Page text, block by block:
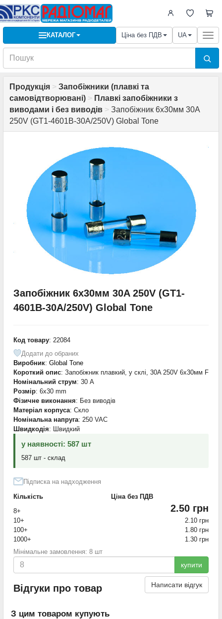
КАТАЛОГ Ціна без ПДВ UA
Продукція > Запобіжники (плавкі та
самовідтворювані) > Плавкі запобіжники з
виводами і без виводів > Запобіжник 6х30мм 30A
250V (GT1-4601B-30A/250V) Global Tone
Запобіжник 6х30мм 30A 250V (GT1-
4601B-30A/250V) Global Tone
Код товару: 22084
Додати до обраних
Виробник: Global Tone
Короткий опис: Запобіжник плавкий, у склі, 30A 250V 6х30мм F
Номінальний струм: 30 А
Розмір: 6x30 mm
Фізичне виконання: Без виводів
Матеріал корпуса: Скло
Номінальна напруга: 250 VAC
Швидкодія: Швидкий
у наявності: 587 шт
587 шт - склад
Підписка на надходження
Кількість
Ціна без ПДВ
8+
2.50 грн
10+
2.10 грн
100+
1.80 грн
1000+
1.30 грн
Мінімальне замовлення: 8 шт
купити
Відгуки про товар Написати відгук
З цим товаром купують